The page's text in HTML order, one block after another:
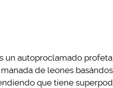
un autoproclamado
de leones
que tiene